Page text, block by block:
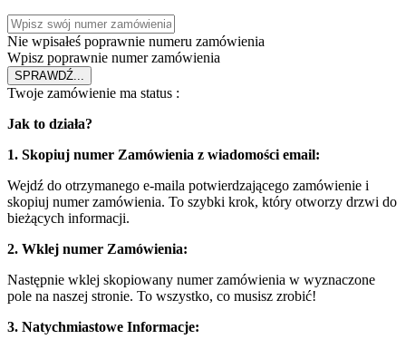
Nie wpisałeś poprawnie numeru zamówienia
Wpisz poprawnie numer zamówienia
SPRAWDŹ...
Twoje zamówienie ma status :
Jak to działa?
1. Skopiuj numer Zamówienia z wiadomości email:
Wejdź do otrzymanego e-maila potwierdzającego zamówienie i
skopiuj numer zamówienia. To szybki krok, który otworzy drzwi do
bieżących informacji.
2. Wklej numer Zamówienia:
Następnie wklej skopiowany numer zamówienia w wyznaczone
pole na naszej stronie. To wszystko, co musisz zrobić!
3. Natychmiastowe Informacje: